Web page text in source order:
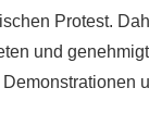
Protest.
und